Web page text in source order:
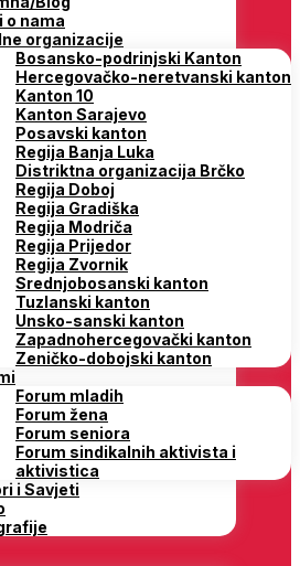
o nama
organizacije
Bosansko-podrinjski Kanton
Hercegovačko-neretvanski kanton
Kanton 10
Kanton Sarajevo
Posavski kanton
Regija Banja Luka
Distriktna organizacija Brčko
Regija Doboj
Regija Gradiška
Regija Modriča
Regija Prijedor
Regija Zvornik
Srednjobosanski kanton
Tuzlanski kanton
Unsko-sanski kanton
Zapadnohercegovački kanton
Zeničko-dobojski kanton
Forum mladih
Forum žena
Forum seniora
Forum sindikalnih aktivista i
aktivistica
i Savjeti